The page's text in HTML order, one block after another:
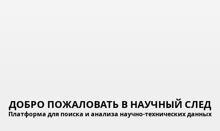
ДОБРО ПОЖАЛОВАТЬ В НАУЧНЫЙ СЛЕД
Платформа для поиска и анализа научно-технических данных